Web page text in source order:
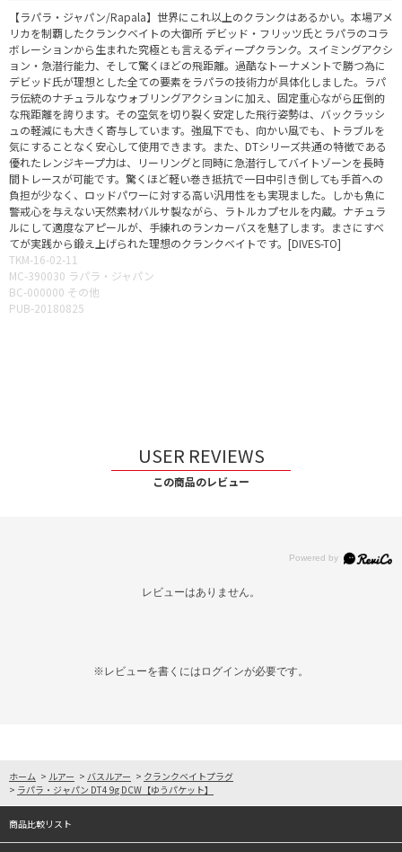
【ラパラ・ジャパン/Rapala】世界にこれ以上のクランクはあるかい。本場アメ
リカを制覇したクランクベイトの大御所 デビッド・フリッツ氏とラパラのコラ
ボレーションから生まれた究極とも言えるディープクランク。スイミングアクシ
ョン・急潜行能力、そして驚くほどの飛距離。過酷なトーナメントで勝つ為に
デビッド氏が理想とした全ての要素をラパラの技術力が具体化しました。ラパ
ラ伝統のナチュラルなウォブリングアクションに加え、固定重心ながら圧倒的
な飛距離を誇ります。その空気を切り裂く安定した飛行姿勢は、バックラッシ
ュの軽減にも大きく寄与しています。強風下でも、向かい風でも、トラブルを
気にすることなく安心して使用できます。また、DTシリーズ共通の特徴である
優れたレンジキープ力は、リーリングと同時に急潜行してバイトゾーンを長時
間トレースが可能です。驚くほど軽い巻き抵抗で一日中引き倒しても手首への
負担が少なく、ロッドパワーに対する高い汎用性をも実現ました。しかも魚に
警戒心を与えない天然素材バルサ製ながら、ラトルカプセルを内蔵。ナチュラ
ルにして適度なアピールが、手練れのランカーバスを魅了します。まさにすべ
てが実践から鍛え上げられた理想のクランクベイトです。[DIVES-TO]
TKM-16-02-11
MC-390030 ラパラ・ジャパン
BC-000000 その他
PUB-20180825
USER REVIEWS
この商品のレビュー
レビューはありません。
※レビューを書くには ログインが必要です。
ホーム > ルアー > バスルアー > クランクベイトプラグ
> ラパラ・ジャパン DT4 9g DCW【ゆうパケット】
商品比較リスト